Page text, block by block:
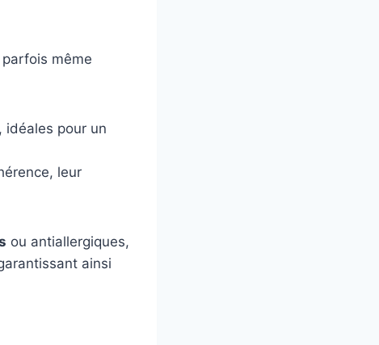
même
idéales pour un
leur
ou antiallergiques,
ainsi